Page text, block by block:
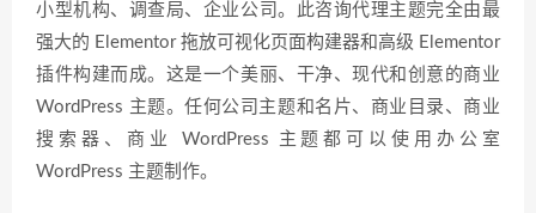
小型机构、调查局、企业公司。此咨询代理主题完全由最
强大的 Elementor 拖放可视化页面构建器和高级 Elementor
插件构建而成。这是一个美丽、干净、现代和创意的商业
WordPress 主题。任何公司主题和名片、商业目录、商业
搜索器、商业 WordPress 主题都可以使用办公室
WordPress 主题制作。